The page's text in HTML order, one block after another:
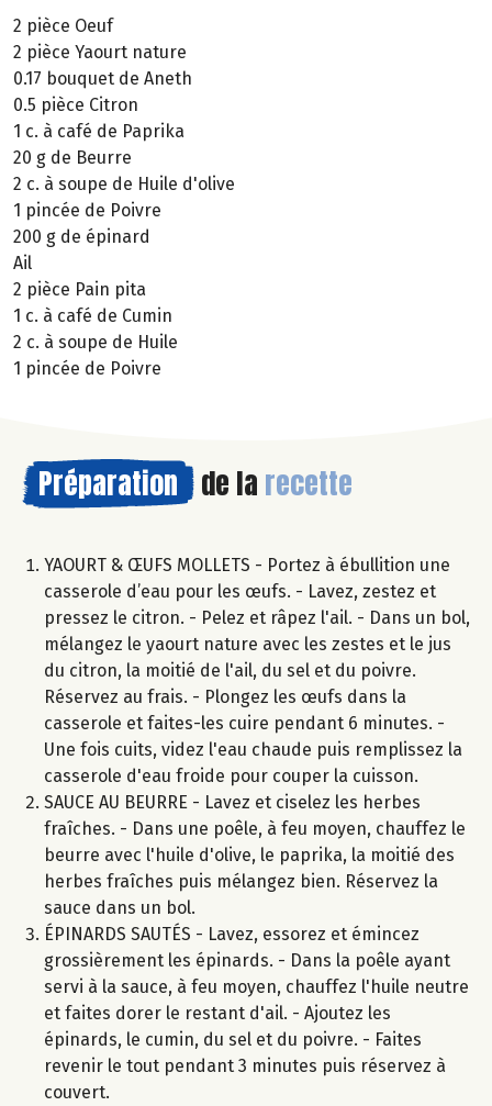
2 pièce Oeuf
2 pièce Yaourt nature
0.17 bouquet de Aneth
0.5 pièce Citron
1 c. à café de Paprika
20 g de Beurre
2 c. à soupe de Huile d'olive
1 pincée de Poivre
200 g de épinard
Ail
2 pièce Pain pita
1 c. à café de Cumin
2 c. à soupe de Huile
1 pincée de Poivre
Préparation de la recette
YAOURT & ŒUFS MOLLETS - Portez à ébullition une
casserole d’eau pour les œufs. - Lavez, zestez et
pressez le citron. - Pelez et râpez l'ail. - Dans un bol,
mélangez le yaourt nature avec les zestes et le jus
du citron, la moitié de l'ail, du sel et du poivre.
Réservez au frais. - Plongez les œufs dans la
casserole et faites-les cuire pendant 6 minutes. -
Une fois cuits, videz l'eau chaude puis remplissez la
casserole d'eau froide pour couper la cuisson.
SAUCE AU BEURRE - Lavez et ciselez les herbes
fraîches. - Dans une poêle, à feu moyen, chauffez le
beurre avec l'huile d'olive, le paprika, la moitié des
herbes fraîches puis mélangez bien. Réservez la
sauce dans un bol.
ÉPINARDS SAUTÉS - Lavez, essorez et émincez
grossièrement les épinards. - Dans la poêle ayant
servi à la sauce, à feu moyen, chauffez l'huile neutre
et faites dorer le restant d'ail. - Ajoutez les
épinards, le cumin, du sel et du poivre. - Faites
revenir le tout pendant 3 minutes puis réservez à
couvert.